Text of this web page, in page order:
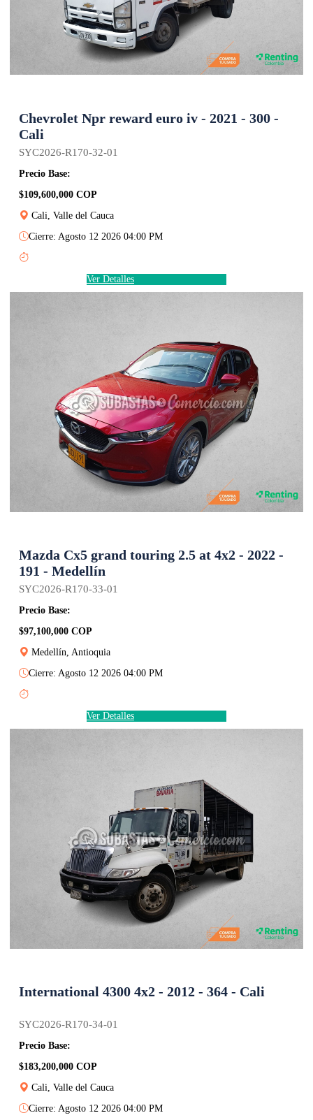
Chevrolet Npr reward euro iv - 2021 - 300 -
Cali
SYC2026-R170-32-01
Precio Base:
$109,600,000 COP
Cali, Valle del Cauca
Cierre: Agosto 12 2026 04:00 PM
Ver Detalles
Mazda Cx5 grand touring 2.5 at 4x2 - 2022 -
191 - Medellín
SYC2026-R170-33-01
Precio Base:
$97,100,000 COP
Medellín, Antioquia
Cierre: Agosto 12 2026 04:00 PM
Ver Detalles
International 4300 4x2 - 2012 - 364 - Cali
SYC2026-R170-34-01
Precio Base:
$183,200,000 COP
Cali, Valle del Cauca
Cierre: Agosto 12 2026 04:00 PM